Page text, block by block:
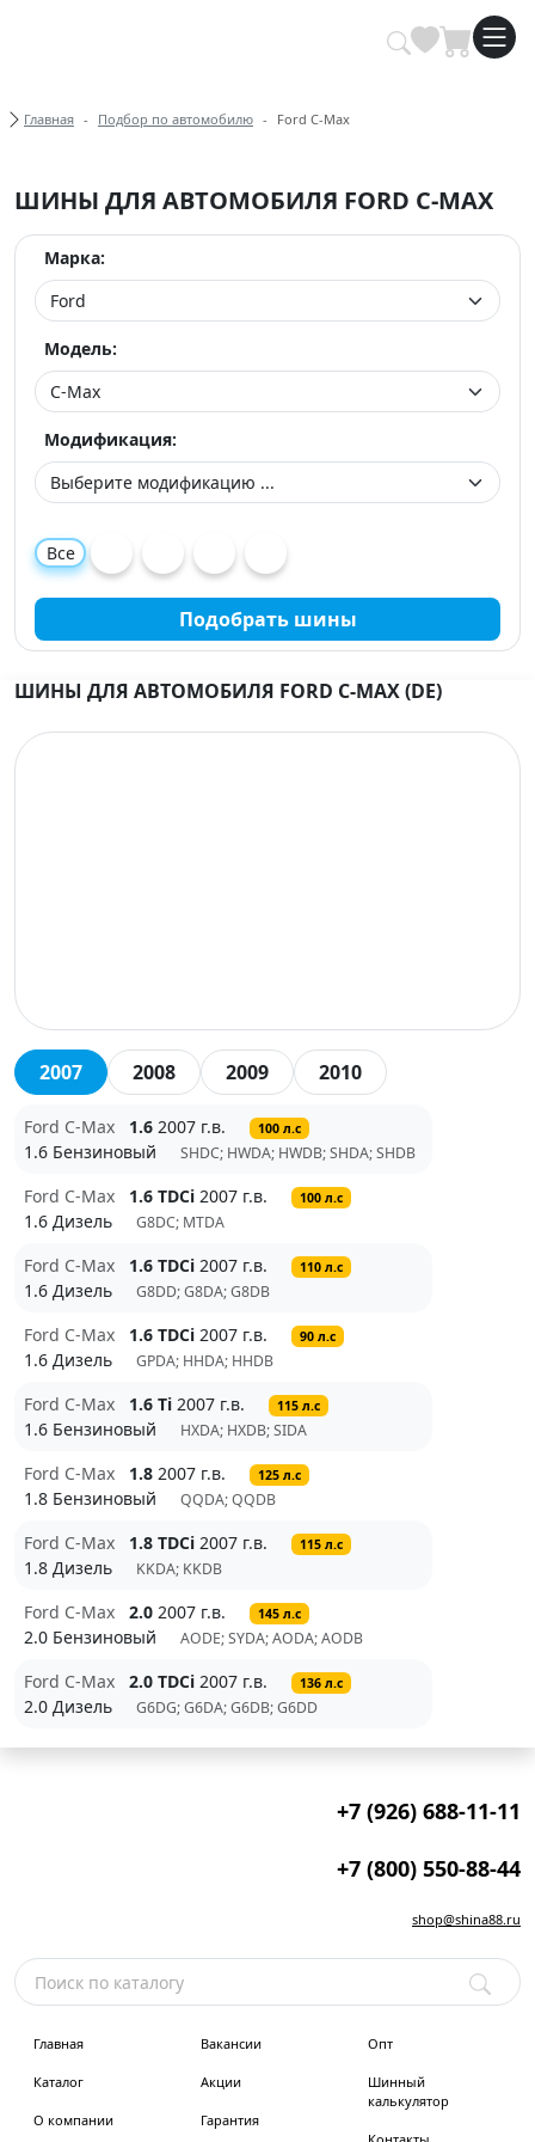
Купить автомобильные шины
Хлебные крошки
Главная Подбор по автомобилю Ford C-Max
ШИНЫ ДЛЯ АВТОМОБИЛЯ FORD C-MAX
Марка:
Модель:
Модификация:
Все
Подобрать шины
ШИНЫ ДЛЯ АВТОМОБИЛЯ FORD C-MAX (DE)
2007 2008 2009 2010
Ford C-Max 1.6 2007 г.в. 100 л.с
1.6 Бензиновый SHDC; HWDA; HWDB; SHDA; SHDB
Ford C-Max 1.6 TDCi 2007 г.в. 100 л.с
1.6 Дизель G8DC; MTDA
Ford C-Max 1.6 TDCi 2007 г.в. 110 л.с
1.6 Дизель G8DD; G8DA; G8DB
Ford C-Max 1.6 TDCi 2007 г.в. 90 л.с
1.6 Дизель GPDA; HHDA; HHDB
Ford C-Max 1.6 Ti 2007 г.в. 115 л.с
1.6 Бензиновый HXDA; HXDB; SIDA
Ford C-Max 1.8 2007 г.в. 125 л.с
1.8 Бензиновый QQDA; QQDB
Ford C-Max 1.8 TDCi 2007 г.в. 115 л.с
1.8 Дизель KKDA; KKDB
Ford C-Max 2.0 2007 г.в. 145 л.с
2.0 Бензиновый AODE; SYDA; AODA; AODB
Ford C-Max 2.0 TDCi 2007 г.в. 136 л.с
2.0 Дизель G6DG; G6DA; G6DB; G6DD
+7 (926) 688-11-11
+7 (800) 550-88-44
shop@shina88.ru
Главная
Каталог
О компании
Вакансии
Акции
Гарантия
Опт
Шинный
калькулятор